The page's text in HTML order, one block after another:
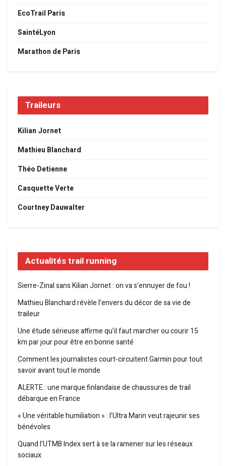
EcoTrail Paris
SaintéLyon
Marathon de Paris
Traileurs
Kilian Jornet
Mathieu Blanchard
Théo Detienne
Casquette Verte
Courtney Dauwalter
Actualités trail running
Sierre-Zinal sans Kilian Jornet : on va s’ennuyer de fou !
Mathieu Blanchard révèle l’envers du décor de sa vie de
traileur
Une étude sérieuse affirme qu’il faut marcher ou courir 15
km par jour pour être en bonne santé
Comment les journalistes court-circuitent Garmin pour tout
savoir avant tout le monde
ALERTE : une marque finlandaise de chaussures de trail
débarque en France
« Une véritable humiliation » : l’Ultra Marin veut rajeunir ses
bénévoles
Quand l’UTMB Index sert à se la ramener sur les réseaux
sociaux